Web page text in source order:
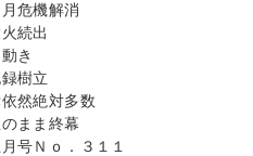
危機解消
続出
き
樹立
然絶対多数
まま終幕
号Ｎｏ．３１１